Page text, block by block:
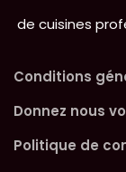
de cuisines
Conditions
Donnez nous
Politique de